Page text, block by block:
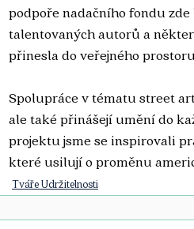
podpoře nadačního fondu
talentovaných autorů a
přinesla do veřejného
Spolupráce v tématu street
ale také přinášejí umění do
projektu jsme se inspirovali
které usilují o proměnu
Tváře Udržitelnosti